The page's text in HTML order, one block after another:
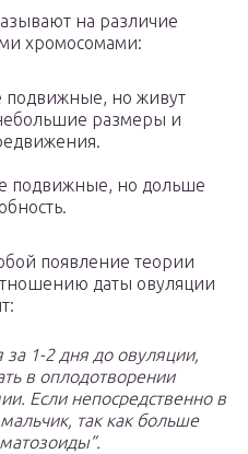
на различие
хромосомами:
подвижные, но живут
размеры и
подвижные, но дольше
появление теории
даты овуляции
за 1-2 дня до овуляции,
в оплодотворении
Если непосредственно в
так как больше